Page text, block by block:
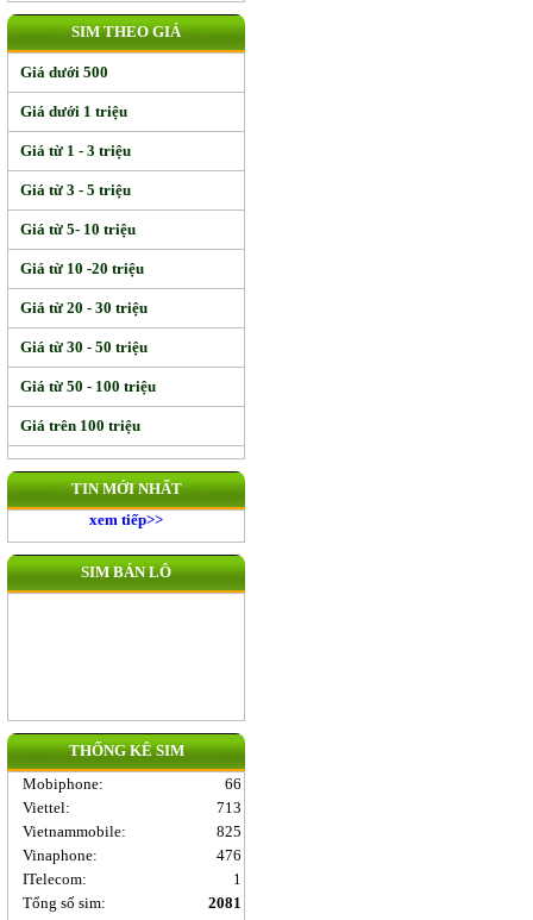
SIM THEO GIÁ
Giá dưới 500
Giá dưới 1 triệu
Giá từ 1 - 3 triệu
Giá từ 3 - 5 triệu
Giá từ 5- 10 triệu
Giá từ 10 -20 triệu
Giá từ 20 - 30 triệu
Giá từ 30 - 50 triệu
Giá từ 50 - 100 triệu
Giá trên 100 triệu
TIN MỚI NHẤT
xem tiếp>>
SIM BÁN LÔ
THỐNG KÊ SIM
Mobiphone:
66
Viettel:
713
Vietnammobile:
825
Vinaphone:
476
ITelecom:
1
Tổng số sim:
2081